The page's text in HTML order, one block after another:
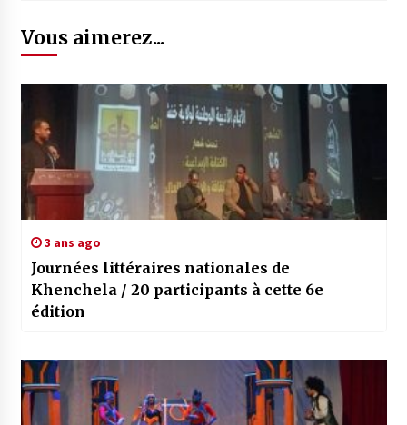
Vous aimerez...
3 ans ago
Journées littéraires nationales de
Khenchela / 20 participants à cette 6e
édition